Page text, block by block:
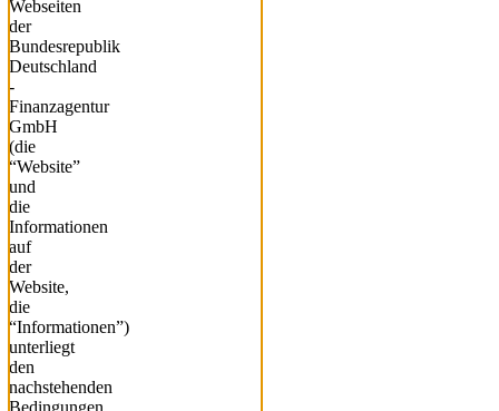
Webseiten
der
Bundesrepublik
Deutschland
-
Finanzagentur
GmbH
(die
“Website”
und
die
Informationen
auf
der
Website,
die
“Informationen”)
unterliegt
den
nachstehenden